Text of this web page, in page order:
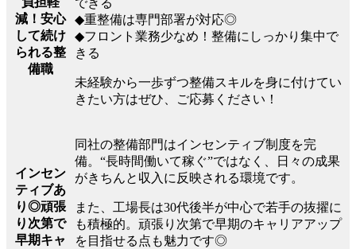
減！安心
して続け
られる整
備職
◆重整備は専門部署が対応◎
◆フロント業務少なめ！整備にしっかり集中で
きる
未経験から一歩ずつ整備スキルを身に付けてい
きたい方はぜひ、ご応募ください！
インセン
ティブあ
り◎頑張
り次第で
早期キャ
同社の整備部門はインセンティブ制度を完
備。“長時間働いて稼ぐ”ではなく、日々の成果
がきちんと収入に反映される環境です。
また、工場長は30代後半が中心で若手の抜擢に
も積極的。頑張り次第で早期のキャリアアップ
を目指せる点も魅力です◎